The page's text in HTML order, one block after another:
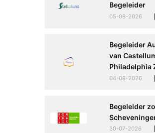
Begeleider
05-08-2026
Begeleider
van
Philadelphia
04-08-2026
Begeleider
30-07-2026